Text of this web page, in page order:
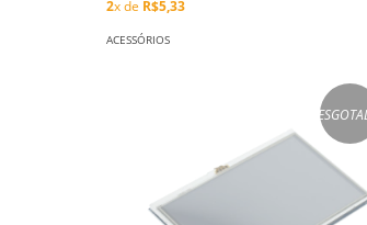
2x de R$5,33
ACESSÓRIOS